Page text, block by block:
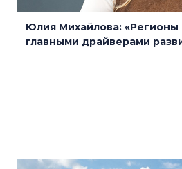
Юлия Михайлова: «Регионы
главными драйверами